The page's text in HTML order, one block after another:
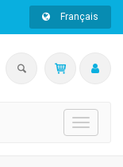
Français
Toggle